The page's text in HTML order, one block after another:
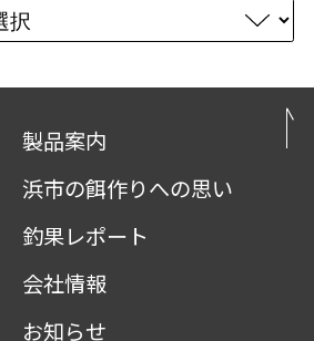
製品案内
浜市の餌作りへの思い
釣果レポート
会社情報
お知らせ